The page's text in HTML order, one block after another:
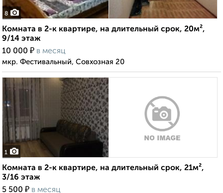
8
Комната в 2-к квартире, на длительный срок, 20м²,
9/14 этаж
10 000 ₽ в месяц
мкр. Фестивальный, Совхозная 20
1
Комната в 2-к квартире, на длительный срок, 21м²,
3/16 этаж
5 500 ₽ в месяц